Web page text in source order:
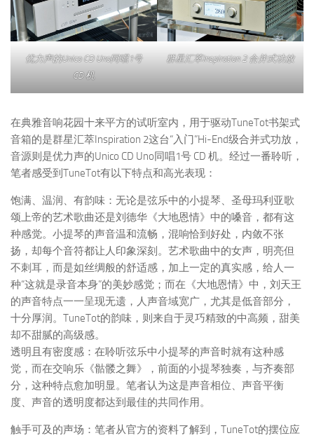
优力声的Unico CD Uno同唱1号
CD 机
群星汇萃Inspiration 2 合并式功放
在典雅音响花园十来平方的试听室内，用于驱动TuneTot书架式
音箱的是群星汇萃Inspiration 2这台“入门”Hi-End级合并式功放，
音源则是优力声的Unico CD Uno同唱1号 CD 机。经过一番聆听，
笔者感受到TuneTot有以下特点和高光表现：
饱满、温润、有韵味：无论是弦乐中的小提琴、圣母玛利亚歌
颂上帝的艺术歌曲还是刘德华《大地恩情》中的嗓音，都有这
种感觉。小提琴的声音温和流畅，混响恰到好处，内敛不张
扬，却每个音符都让人印象深刻。艺术歌曲中的女声，明亮但
不刺耳，而是如丝绸般的舒适感，加上一定的真实感，给人一
种“这就是录音本身”的美妙感觉；而在《大地恩情》中，刘天王
的声音特点一一呈现无遗，人声音域宽广，尤其是低音部分，
十分厚润。TuneTot的韵味，则来自于灵巧精致的中高频，甜美
却不甜腻的高级感。
透明且有密度感：在聆听弦乐中小提琴的声音时就有这种感
觉，而在交响乐《骷髅之舞》，前面的小提琴独奏，与齐奏部
分，这种特点愈加明显。笔者认为这是声音相位、声音平衡
度、声音的透明度都达到最佳的共同作用。
触手可及的声场：笔者从官方的资料了解到，TuneTot的摆位应